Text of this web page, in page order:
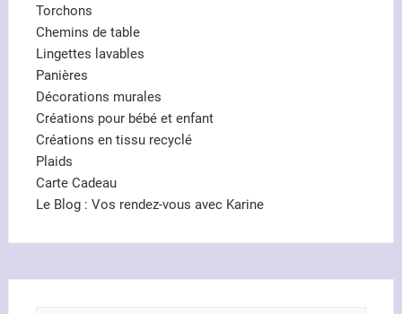
Torchons
Chemins de table
Lingettes lavables
Panières
Décorations murales
Créations pour bébé et enfant
Créations en tissu recyclé
Plaids
Carte Cadeau
Le Blog : Vos rendez-vous avec Karine